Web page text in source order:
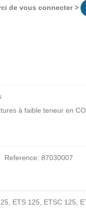
de vous connecter >
à faible teneur en
Reference: 87030007
ETS 125, ETSC 125,